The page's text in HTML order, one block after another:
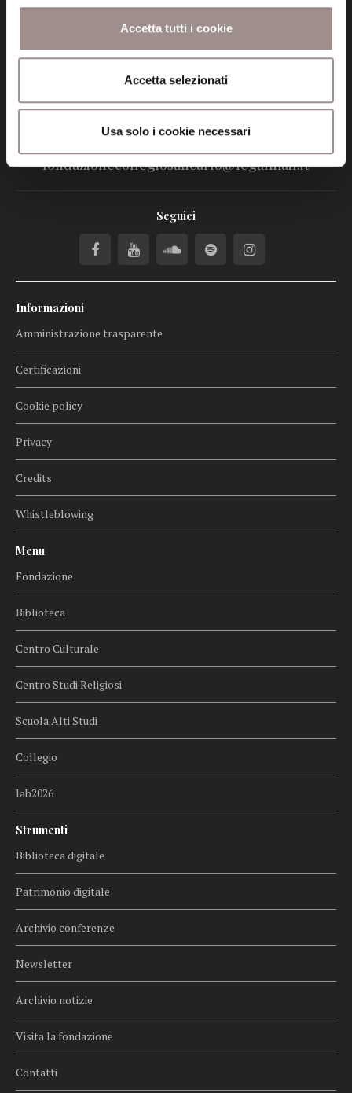
Accetta tutti i cookie
Accetta selezionati
Usa solo i cookie necessari
P.I. 00641060363
tel. 059.421211
fondazionecollegiosancarlo@legalmail.it
Seguici
Informazioni
Amministrazione trasparente
Certificazioni
Cookie policy
Privacy
Credits
Whistleblowing
Menu
Fondazione
Biblioteca
Centro Culturale
Centro Studi Religiosi
Scuola Alti Studi
Collegio
lab2026
Strumenti
Biblioteca digitale
Patrimonio digitale
Archivio conferenze
Newsletter
Archivio notizie
Visita la fondazione
Contatti